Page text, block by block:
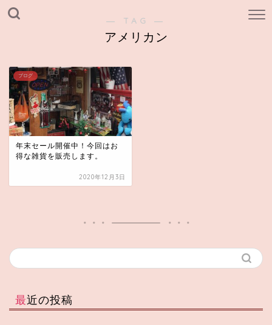
― TAG ―
アメリカン
ブログ
年末セール開催中！今回はお
得な雑貨を販売します。
2020年12月3日
最近の投稿